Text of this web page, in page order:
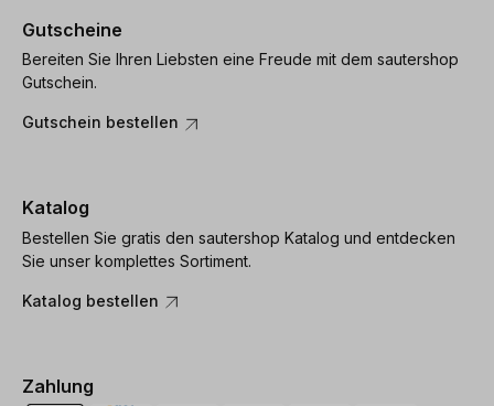
Gutscheine
Bereiten Sie Ihren Liebsten eine Freude mit dem sautershop
Gutschein.
Gutschein bestellen
Katalog
Bestellen Sie gratis den sautershop Katalog und entdecken
Sie unser komplettes Sortiment.
Katalog bestellen
Zahlung